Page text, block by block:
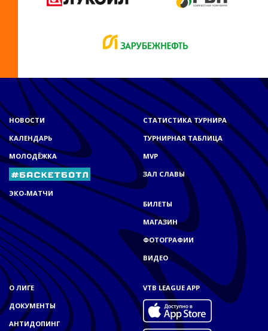
НОВОСТИ
КАЛЕНДАРЬ
МОЛОДЁЖКА
ЭКО-МАТЧИ
СТАТИСТИКА ТУРНИРА
ТУРНИРНАЯ ТАБЛИЦА
MVP
ЗАЛ СЛАВЫ
БИЛЕТЫ
МАГАЗИН
ФОТОГРАФИИ
ВИДЕО
О ЛИГЕ
ДОКУМЕНТЫ
АНТИДОПИНГ
VTB LEAGUE APP